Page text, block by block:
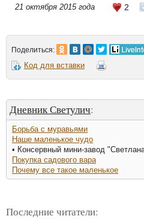
21 октября 2015 года 2
Поделиться:
Код для вставки
Дневник Светулич:
Борьба с муравьями
Наше маленькое чудо
• Консервный мини-завод
Покупка садового вара
Почему все такое маленькое
Последние читатели: